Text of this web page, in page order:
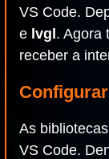
VS Code.
e lvgl. Agora
receber a
As
VS Code.